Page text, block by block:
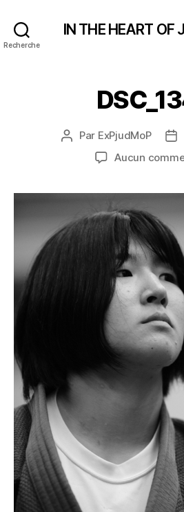
Recherche
IN THE HEART OF
Auteur
l’article
Par ExPjudMoP
Aucun